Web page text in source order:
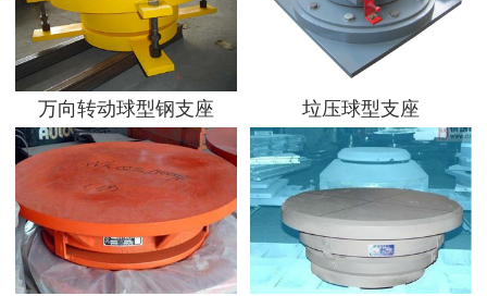
万向转动球型钢支座 垃压球型支座